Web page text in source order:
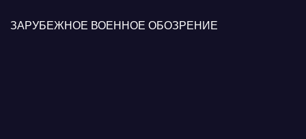
ЗАРУБЕЖНОЕ ВОЕННОЕ ОБОЗРЕНИЕ